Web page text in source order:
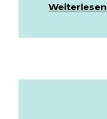
Weiterlesen